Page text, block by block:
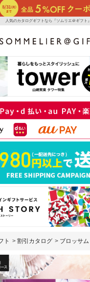
人気のカタログギフトなら『ソムリエ＠ギフト』
ト > 割引カタログ > ブロッサム